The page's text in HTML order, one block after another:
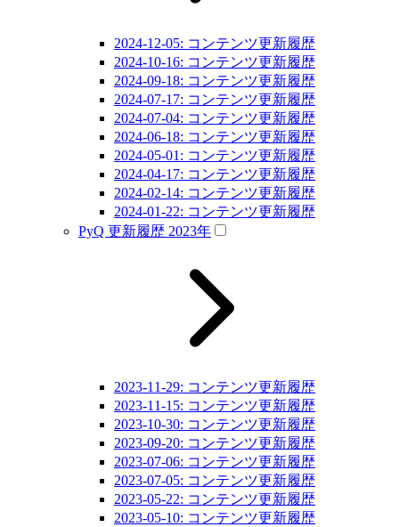
2024-12-05: コンテンツ更新履歴
2024-10-16: コンテンツ更新履歴
2024-09-18: コンテンツ更新履歴
2024-07-17: コンテンツ更新履歴
2024-07-04: コンテンツ更新履歴
2024-06-18: コンテンツ更新履歴
2024-05-01: コンテンツ更新履歴
2024-04-17: コンテンツ更新履歴
2024-02-14: コンテンツ更新履歴
2024-01-22: コンテンツ更新履歴
PyQ 更新履歴 2023年
2023-11-29: コンテンツ更新履歴
2023-11-15: コンテンツ更新履歴
2023-10-30: コンテンツ更新履歴
2023-09-20: コンテンツ更新履歴
2023-07-06: コンテンツ更新履歴
2023-07-05: コンテンツ更新履歴
2023-05-22: コンテンツ更新履歴
2023-05-10: コンテンツ更新履歴